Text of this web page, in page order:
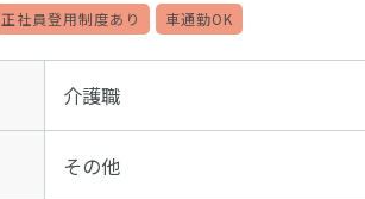
正社員登用制度あり 車通勤OK
介護職
その他